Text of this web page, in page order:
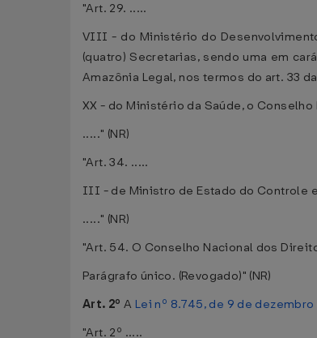
"Art. 29. .....
VIII - do Ministério do
(quatro) Secretarias, sendo uma em
Amazônia Legal, nos termos do art. 33 da
XX - do Ministério da Saúde, o
....." (NR)
"Art. 34. .....
III - de Ministro de Estado do Controle
....." (NR)
"Art. 54. O Conselho Nacional dos
Parágrafo único. (Revogado)" (NR)
Art. 2ºA Lei nº 8.745, de 9 de dezembro
"Art. 2º .....